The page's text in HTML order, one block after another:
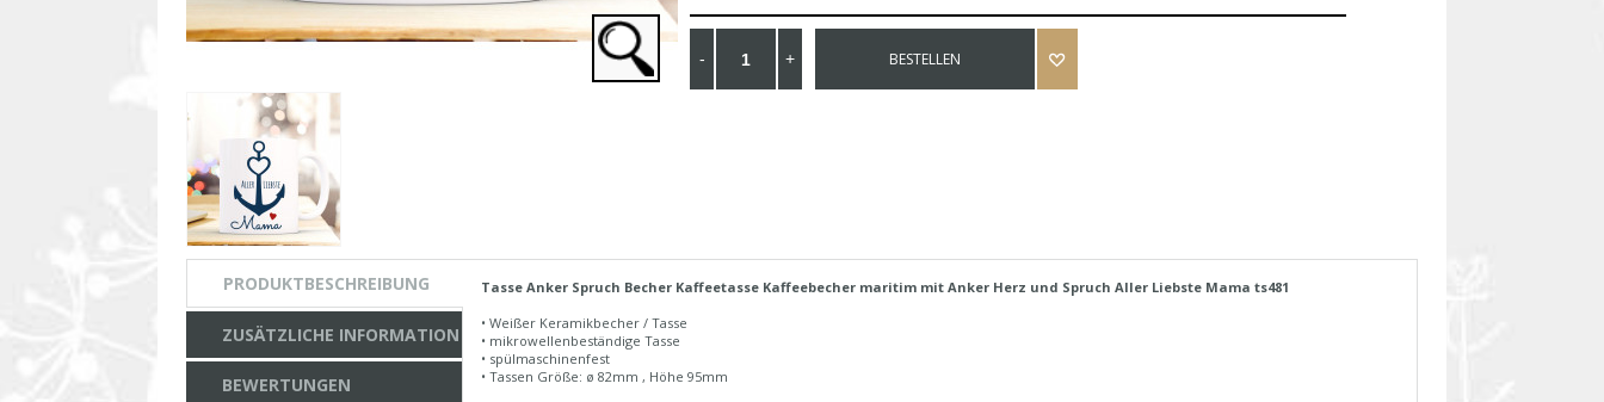
BESTELLEN
PRODUKTBESCHREIBUNG
ZUSÄTZLICHE INFORMATION
BEWERTUNGEN
Tasse Anker Spruch Becher Kaffeetasse Kaffeebecher maritim mit Anker Herz und Spruch Aller Liebste Mama ts481
• Weißer Keramikbecher / Tasse
• mikrowellenbeständige Tasse
• spülmaschinenfest
• Tassen Größe: ø 82mm , Höhe 95mm